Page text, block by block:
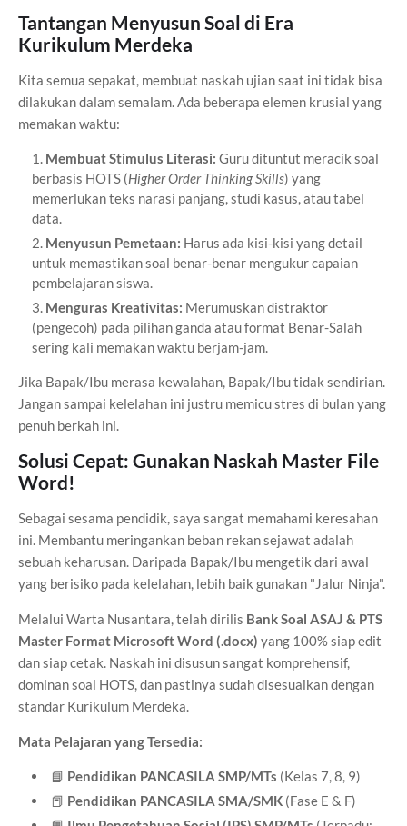
Tantangan Menyusun Soal di Era
Kurikulum Merdeka
Kita semua sepakat, membuat naskah ujian saat ini tidak bisa
dilakukan dalam semalam. Ada beberapa elemen krusial yang
memakan waktu:
Membuat Stimulus Literasi: Guru dituntut meracik soal
berbasis HOTS (Higher Order Thinking Skills) yang
memerlukan teks narasi panjang, studi kasus, atau tabel
data.
Menyusun Pemetaan: Harus ada kisi-kisi yang detail
untuk memastikan soal benar-benar mengukur capaian
pembelajaran siswa.
Menguras Kreativitas: Merumuskan distraktor
(pengecoh) pada pilihan ganda atau format Benar-Salah
sering kali memakan waktu berjam-jam.
Jika Bapak/Ibu merasa kewalahan, Bapak/Ibu tidak sendirian.
Jangan sampai kelelahan ini justru memicu stres di bulan yang
penuh berkah ini.
Solusi Cepat: Gunakan Naskah Master File
Word!
Sebagai sesama pendidik, saya sangat memahami keresahan
ini. Membantu meringankan beban rekan sejawat adalah
sebuah keharusan. Daripada Bapak/Ibu mengetik dari awal
yang berisiko pada kelelahan, lebih baik gunakan "Jalur Ninja".
Melalui Warta Nusantara, telah dirilis Bank Soal ASAJ & PTS
Master Format Microsoft Word (.docx) yang 100% siap edit
dan siap cetak. Naskah ini disusun sangat komprehensif,
dominan soal HOTS, dan pastinya sudah disesuaikan dengan
standar Kurikulum Merdeka.
Mata Pelajaran yang Tersedia:
📘 Pendidikan PANCASILA SMP/MTs (Kelas 7, 8, 9)
📕 Pendidikan PANCASILA SMA/SMK (Fase E & F)